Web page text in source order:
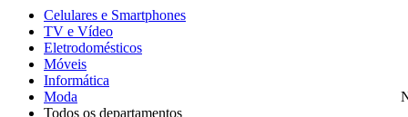
Celulares e Smartphones
TV e Vídeo
Eletrodomésticos
Móveis
Informática
Moda
Todos os departamentos